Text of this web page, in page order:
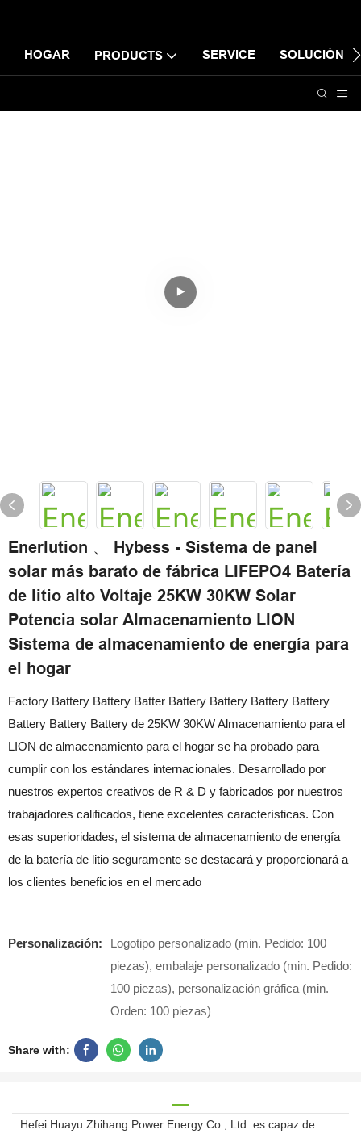
HOGAR PRODUCTS SERVICE SOLUCIÓN
Enerlution 、 Hybess - Sistema de panel
solar más barato de fábrica LIFEPO4 Batería
de litio alto Voltaje 25KW 30KW Solar
Potencia solar Almacenamiento LION
Sistema de almacenamiento de energía para
el hogar
Factory Battery Battery Batter Battery Battery Battery Battery
Battery Battery Battery de 25KW 30KW Almacenamiento para el
LION de almacenamiento para el hogar se ha probado para
cumplir con los estándares internacionales. Desarrollado por
nuestros expertos creativos de R & D y fabricados por nuestros
trabajadores calificados, tiene excelentes características. Con
esas superioridades, el sistema de almacenamiento de energía
de la batería de litio seguramente se destacará y proporcionará a
los clientes beneficios en el mercado
Personalización:
Logotipo personalizado (min. Pedido: 100
piezas), embalaje personalizado (min. Pedido:
100 piezas), personalización gráfica (min.
Orden: 100 piezas)
Share with:
Hefei Huayu Zhihang Power Energy Co., Ltd. es capaz de